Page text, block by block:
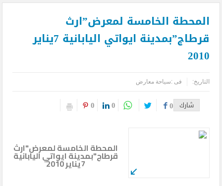
للتصدي للهجوم على الحضارة المصرية
حسام الشاعر ضمن أقوي قادة السياحة والسفر بالشرق الأوسط بحسب
CNN’s Destination explores Saudi Arabia’s growing tourism industry
قحت (حمالة الحطب).. العمالة وديمقراطية الدم في السودان .. بقلم
الصحفي الكبير محمد عبد القادر
المحطة الخامسة لمعرض”ارث
قرطاج”بمدينة ايواتي اليابانية 7يناير
2010
التاريخ: فى :سياحة معارض
شارك 0
0
0
المحطة الخامسة لمعرض"ارث
قرطاج"بمدينة ايواتي اليابانية
7يناير 2010